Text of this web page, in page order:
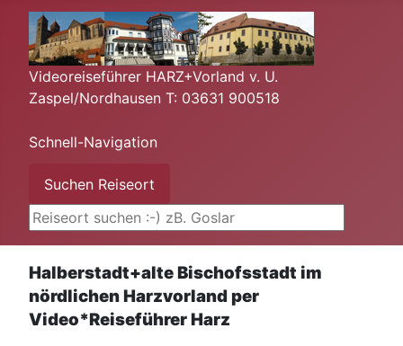
Videoreiseführer HARZ+Vorland v. U.
Zaspel/Nordhausen T: 03631 900518
Schnell-Navigation
Suchen Reiseort
Halberstadt+alte Bischofsstadt im
nördlichen Harzvorland per
Video*Reiseführer Harz